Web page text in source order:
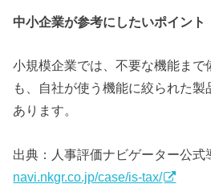
中小企業が参考にしたいポイント
小規模企業では、不要な機能まで
も、自社が使う機能に絞られた
あります。
出典：人事評価ナビゲーター公
navi.nkgr.co.jp/case/is-tax/